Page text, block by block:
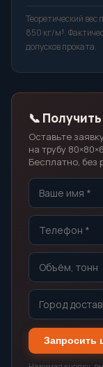
Теоретический
850 кг/м³.
допусков проката.
📞
Оставьте
на трубу
Бесплатно, без
Запросить